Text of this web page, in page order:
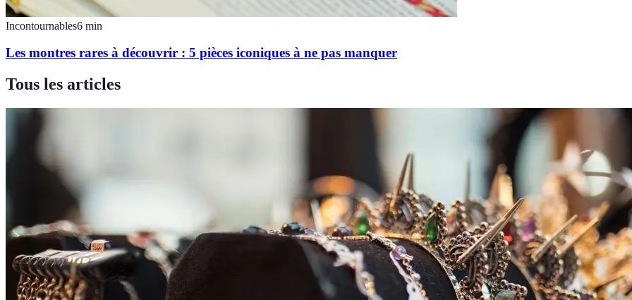
Incontournables6 min
Les montres rares à découvrir : 5 pièces iconiques à ne pas manquer
Tous les articles